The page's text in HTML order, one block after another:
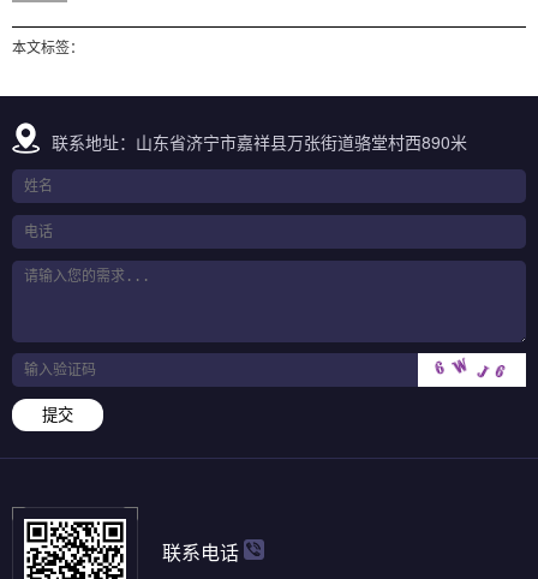
本文标签：
联系地址：山东省济宁市嘉祥县万张街道骆堂村西890米
提交
联系电话